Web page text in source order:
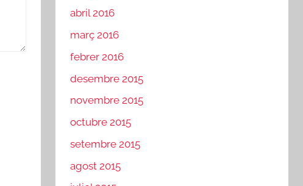
abril 2016
març 2016
febrer 2016
desembre 2015
novembre 2015
octubre 2015
setembre 2015
agost 2015